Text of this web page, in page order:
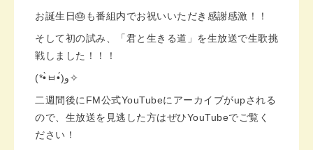
お誕生日🎂も番組内でお祝いいただき感謝感激！！
そして初の試み、「君と生きる道」を生放送で生歌挑
戦しました！！！
(*•̀ㅂ•́)و✧
二週間後にFM公式YouTubeにアーカイブがupされる
ので、生放送を見逃した方はぜひYouTubeでご覧く
ださい！